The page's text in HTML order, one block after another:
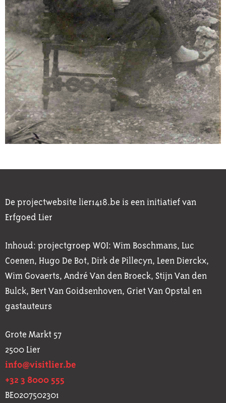
De projectwebsite lier1418.be is een initiatief van
Erfgoed Lier
Inhoud: projectgroep WOI: Wim Boschmans, Luc
Coenen, Hugo De Bot, Dirk de Pillecyn, Leen Dierckx,
Wim Govaerts, André Van den Broeck, Stijn Van den
Bulck, Bert Van Goidsenhoven, Griet Van Opstal en
gastauteurs
Grote Markt 57
2500 Lier
info@visitlier.be
+32 3 8000 555
BE0207502301